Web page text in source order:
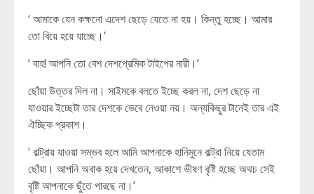
‘ আমাকে যেন কক্ষনো এদেশ ছেড়ে যেতে না হয়। কিন্তু হচ্ছে। আমার
তো বিয়ে হয়ে যাচ্ছে।’
‘ বাহ! আপনি তো বেশ দেশপ্রেমিক টাইপের নারী।’
ছোঁয়া উত্তর দিল না। সাইমকে বলতে ইচ্ছে করল না, দেশ ছেড়ে না
যাওয়ার ইচ্ছেটা তার দেশকে ভেবে নেওয়া নয়। অন্যকিছুর টানেই তার এই
ঐচ্ছিক প্রকাশ।
‘ বাল্ট্রায় যাওয়া সম্ভব হলে আমি আপনাকে হানিমুনে বাল্ট্রা নিয়ে যেতাম
ছোঁয়া। আপনি অবাক হয়ে দেখতেন, আকাশে ভীষণ বৃষ্টি হচ্ছে অথচ সেই
বৃষ্টি আপনাকে ছুঁতে পারছে না।’